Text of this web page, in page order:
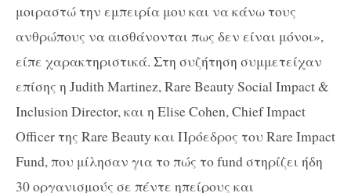
μοιραστώ την εμπειρία μου και να κάνω τους
ανθρώπους να αισθάνονται πως δεν είναι μόνοι»,
είπε χαρακτηριστικά. Στη συζήτηση συμμετείχαν
επίσης η Judith Martinez, Rare Beauty Social Impact &
Inclusion Director, και η Elise Cohen, Chief Impact
Officer της Rare Beauty και Πρόεδρος του Rare Impact
Fund, που μίλησαν για το πώς το fund στηρίζει ήδη
30 οργανισμούς σε πέντε ηπείρους και